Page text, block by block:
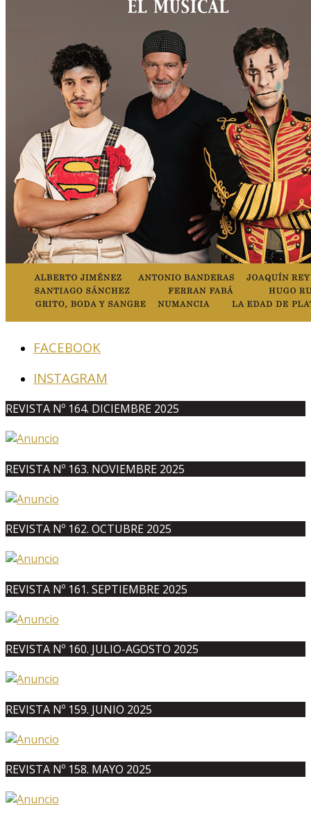
FACEBOOK
INSTAGRAM
REVISTA Nº 164. DICIEMBRE 2025
REVISTA Nº 163. NOVIEMBRE 2025
REVISTA Nº 162. OCTUBRE 2025
REVISTA Nº 161. SEPTIEMBRE 2025
REVISTA Nº 160. JULIO-AGOSTO 2025
REVISTA Nº 159. JUNIO 2025
REVISTA Nº 158. MAYO 2025